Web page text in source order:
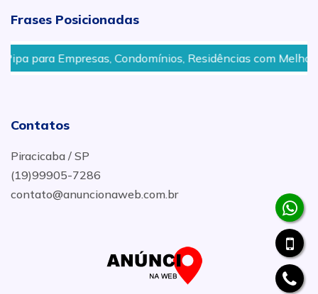
Frases Posicionadas
Condomínios, Residências com Melhor Preço em
Contatos
Piracicaba / SP
(19)99905-7286
contato@anuncionaweb.com.br